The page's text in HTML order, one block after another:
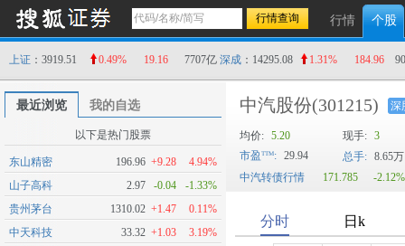
行情 个股
上证 ：3919.51 0.49% 19.16 7707亿 深成 ：14295.08 1.31% 184.96
最近浏览 我的自选
以下是热门股票
东山精密 196.96 +9.28
4.94%
山子高科
2.97 -0.04
-1.33%
贵州茅台
1310.02 +1.47
0.11%
中天科技
33.32 +1.03
3.19%
中汽股份(301215) 深
均价: 5.20 现手: 3
市盈
: 29.94 总手: 8.65万
中汽转债行情
171.785 -2.12%